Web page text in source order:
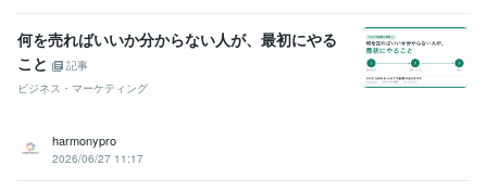
何を売ればいいか分からない人が、最初にやる
こと
記事
ビジネス・マーケティング
harmonypro
2026/06/27 11:17